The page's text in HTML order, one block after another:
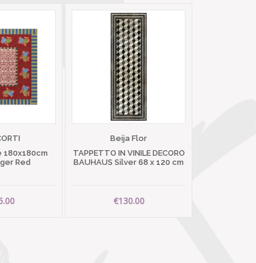
Red
Beija Flor
TAPPETTO IN VINILE DECORO
BAUHAUS Silver 68 x 120 cm
€130.00